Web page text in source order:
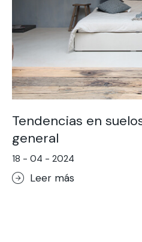
Tendencias en
general
18 - 04 - 2024
Leer más